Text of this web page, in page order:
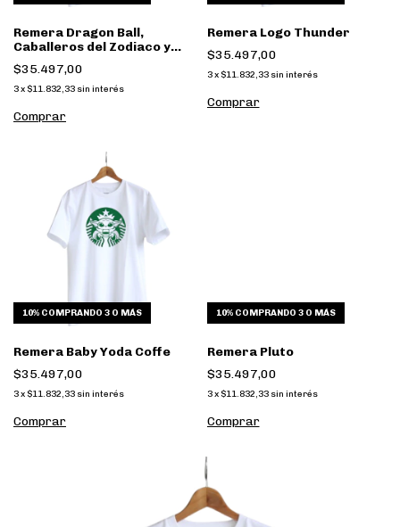
Remera Dragon Ball,
Caballeros del Zodiaco y
Super Campeones
$35.497,00
3x $11.832,33 sin interés
Comprar
Remera Logo Thunder
$35.497,00
3 x $11.832,33 sin interés
Comprar
10% COMPRANDO 3 O MÁS
Remera Baby Yoda Coffe
$35.497,00
3x $11.832,33 sin interés
Comprar
10% COMPRANDO 3 O MÁS
Remera Pluto
$35.497,00
3 x $11.832,33 sin interés
Comprar